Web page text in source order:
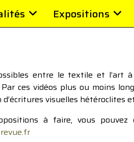
Expositions
entre le textile et l’art
ces vidéos plus ou moins
visuelles hétéroclites
à faire, vous pouvez